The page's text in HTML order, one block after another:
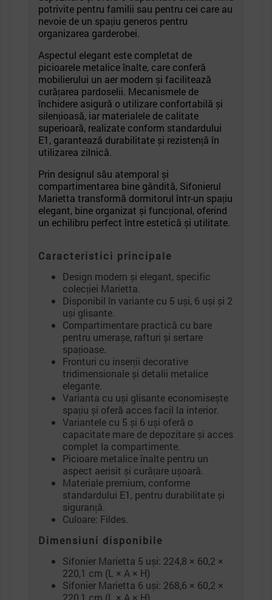
potrivite pentru familii sau pentru cei care au
nevoie de un spațiu generos pentru
organizarea garderobei.
Aspectul elegant este completat de
picioarele metalice înalte, care conferă
mobilierului un aer modern și facilitează
curățarea pardoselii. Mecanismele de
închidere asigură o utilizare confortabilă și
silențioasă, iar materialele de calitate
superioară, realizate conform standardului
E1, garantează durabilitate și rezistență în
utilizarea zilnică.
Prin designul său atemporal și
compartimentarea bine gândită, Sifonierul
Marietta transformă dormitorul într-un spațiu
elegant, bine organizat și funcțional, oferind
un echilibru perfect între estetică și utilitate.
Caracteristici principale
Design modern și elegant, specific
colecției Marietta.
Disponibil în variante cu 5 uși, 6 uși și 2
uși glisante.
Compartimentare practică cu bare
pentru umerașe, rafturi și sertare
spațioase.
Fronturi cu inserții decorative
tridimensionale și detalii metalice
elegante.
Varianta cu uși glisante economisește
spațiu și oferă acces facil la interior.
Variantele cu 5 și 6 uși oferă o
capacitate mare de depozitare și acces
complet la compartimente.
Picioare metalice înalte pentru un
aspect aerisit și curățare ușoară.
Materiale premium, conforme
standardului E1, pentru durabilitate și
siguranță.
Culoare: Fildes.
Dimensiuni disponibile
Sifonier Marietta 5 uși: 224,8 × 60,2 ×
220,1 cm (L × A × H)
Sifonier Marietta 6 uși: 268,6 × 60,2 ×
220,1 cm (L × A × H)